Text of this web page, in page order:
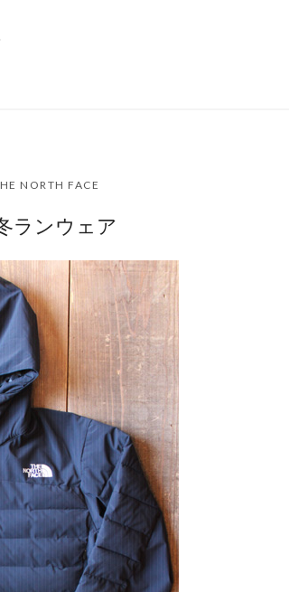
NORTH FACE
ランウェア